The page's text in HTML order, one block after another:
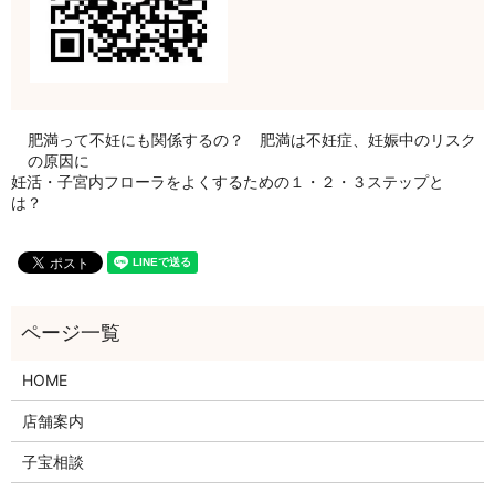
肥満って不妊にも関係するの？ 肥満は不妊症、妊娠中のリスク
の原因に
妊活・子宮内フローラをよくするための１・２・３ステップと
は？
HOME
店舗案内
子宝相談